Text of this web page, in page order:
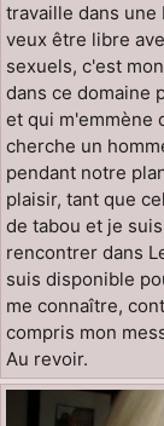
travaille dans
veux être libre
sexuels, c'est
dans ce domaine
et qui m'emmène
cherche un
pendant notre
plaisir, tant que
de tabou et je
rencontrer dans
suis disponible
me connaître,
compris mon
Au revoir.